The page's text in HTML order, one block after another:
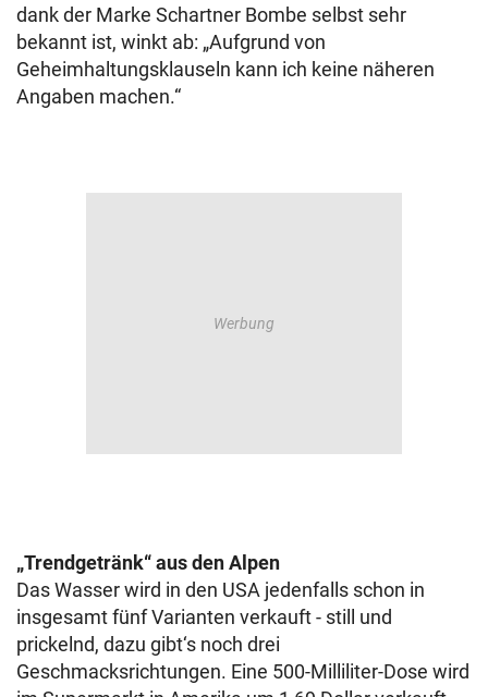
dank der Marke Schartner Bombe selbst sehr
bekannt ist, winkt ab: „Aufgrund von
Geheimhaltungsklauseln kann ich keine näheren
Angaben machen.“
„Trendgetränk“ aus den Alpen
Das Wasser wird in den USA jedenfalls schon in
insgesamt fünf Varianten verkauft - still und
prickelnd, dazu gibt‘s noch drei
Geschmacksrichtungen. Eine 500-Milliliter-Dose wird